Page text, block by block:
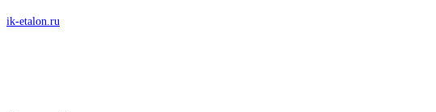
Перейти
ik-etalon.ru